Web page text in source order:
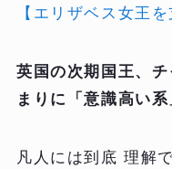
【エリザベス女王
英国の次期国王、
まりに「意識高い
凡人には到底 理解